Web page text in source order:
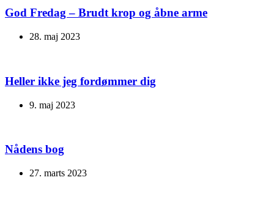
God Fredag – Brudt krop og åbne arme
28. maj 2023
Heller ikke jeg fordømmer dig
9. maj 2023
Nådens bog
27. marts 2023